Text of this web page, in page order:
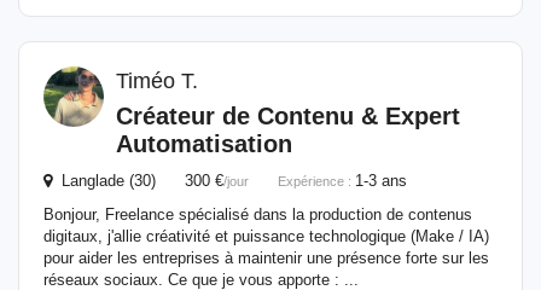
Timéo T.
Créateur de Contenu & Expert
Automatisation
Langlade (30) 300 €/jour Expérience : 1-3 ans
Bonjour, Freelance spécialisé dans la production de contenus
digitaux, j'allie créativité et puissance technologique (Make / IA)
pour aider les entreprises à maintenir une présence forte sur les
réseaux sociaux. Ce que je vous apporte : ...